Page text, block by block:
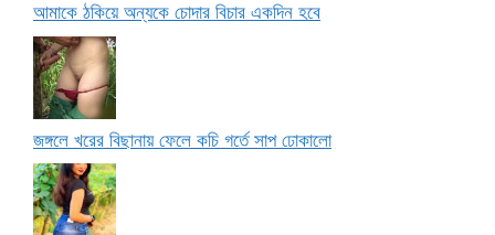
আমাকে ঠকিয়ে অন্যকে চোদার বিচার একদিন হবে
জঙ্গলে খরের বিছানায় ফেলে কচি গর্তে সাপ ঢোকালো